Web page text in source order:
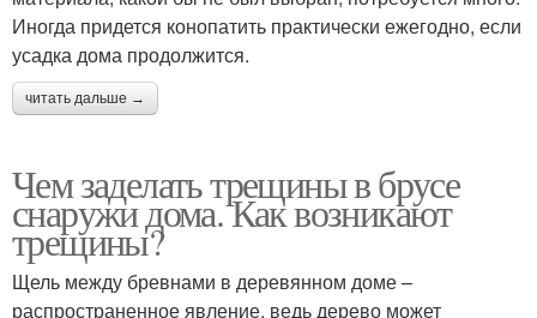
Иногда придется конопатить практически ежегодно, если
усадка дома продолжится.
читать дальше →
Чем заделать трещины в брусе
снаружи дома. Как возникают
трещины?
Щель между бревнами в деревянном доме –
распространенное явление, ведь дерево может